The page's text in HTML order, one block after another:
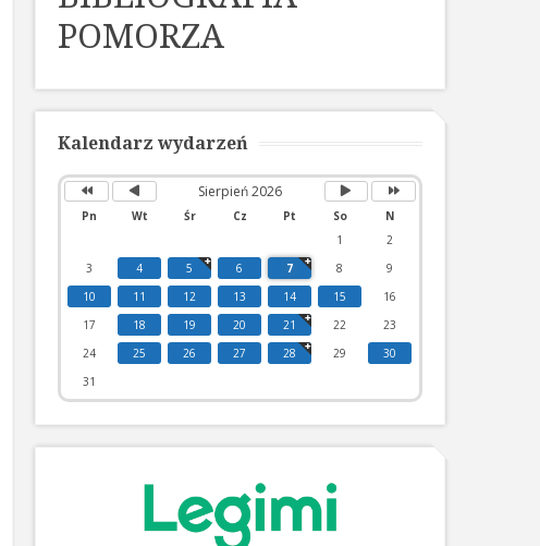
POMORZA
Kalendarz wydarzeń
Sierpień 2026
Pn Wt Śr Cz Pt So
N
1
2
3
4 5 6 7 8
9
10
11 12 13 14 15
16
17
18 19 20 21 22
23
24
25 26 27 28 29
30
31